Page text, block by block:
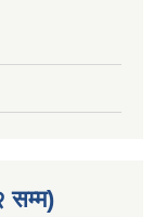
सम्म)